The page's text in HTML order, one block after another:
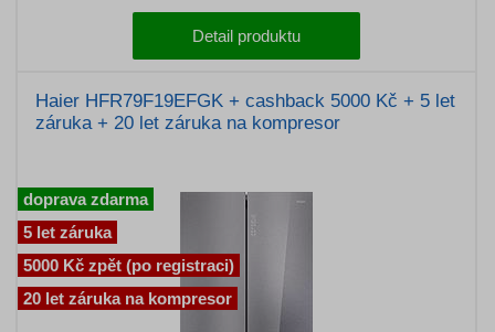
Detail produktu
Haier HFR79F19EFGK + cashback 5000 Kč + 5 let
záruka + 20 let záruka na kompresor
doprava zdarma
5 let záruka
5000 Kč zpět (po registraci)
20 let záruka na kompresor